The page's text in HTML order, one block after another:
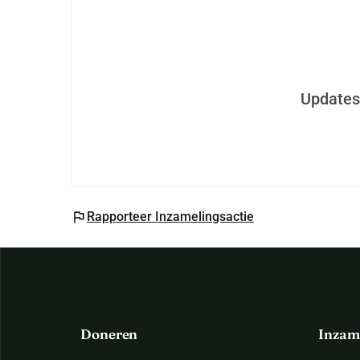
flag Rapporteer Inzamelingsactie
Doneren